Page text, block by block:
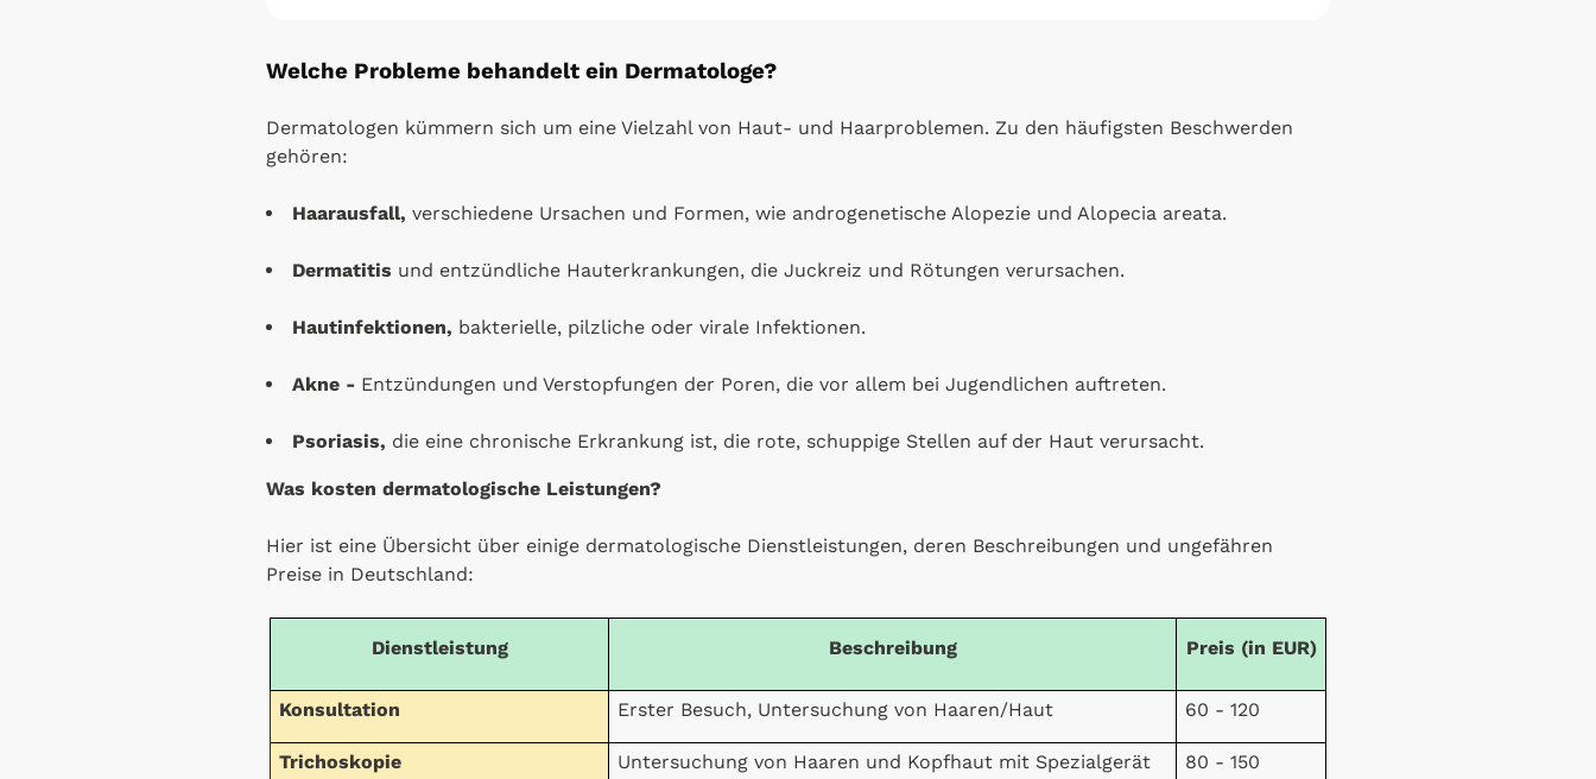
Welche Probleme behandelt ein Dermatologe?
Dermatologen kümmern sich um eine Vielzahl von Haut- und Haarproblemen. Zu den häufigsten Beschwerden
gehören:
Haarausfall, verschiedene Ursachen und Formen, wie androgenetische Alopezie und Alopecia areata.
Dermatitis und entzündliche Hauterkrankungen, die Juckreiz und Rötungen verursachen.
Hautinfektionen, bakterielle, pilzliche oder virale Infektionen.
Akne - Entzündungen und Verstopfungen der Poren, die vor allem bei Jugendlichen auftreten.
Psoriasis, die eine chronische Erkrankung ist, die rote, schuppige Stellen auf der Haut verursacht.
Was kosten dermatologische Leistungen?
Hier ist eine Übersicht über einige dermatologische Dienstleistungen, deren Beschreibungen und ungefähren
Preise in Deutschland:
Dienstleistung Beschreibung Preis (in EUR)
Konsultation Erster Besuch, Untersuchung von Haaren/Haut 60 - 120
Trichoskopie Untersuchung von Haaren und Kopfhaut mit Spezialgerät 80 - 150